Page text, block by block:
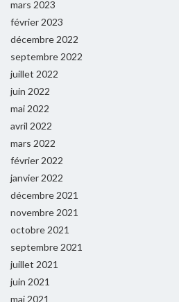
mars 2023
février 2023
décembre 2022
septembre 2022
juillet 2022
juin 2022
mai 2022
avril 2022
mars 2022
février 2022
janvier 2022
décembre 2021
novembre 2021
octobre 2021
septembre 2021
juillet 2021
juin 2021
mai 2021